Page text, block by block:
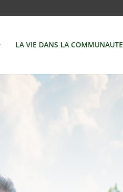
LA VIE DANS LA COMMUNAUTE